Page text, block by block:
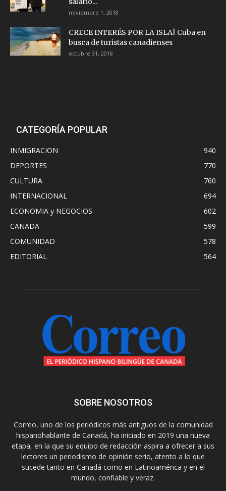
noviembre 1, 2018
CRECE INTERÉS POR LA ISLA| Cuba en
busca de turistas canadienses
octubre 31, 2018
CATEGORÍA POPULAR
INMIGRACION
940
DEPORTES
770
CULTURA
760
INTERNACIONAL
694
ECONOMIA y NEGOCIOS
602
CANADA
599
COMUNIDAD
578
EDITORIAL
564
SOBRE NOSOTROS
Correo, uno de los periódicos más antiguos de la comunidad
hispanohablante de Canadá, ha iniciado en 2019 una nueva
etapa, en la que su equipo de redacción aspira a ofrecer a sus
lectores un periodismo de opinión serio, atento a lo que
sucede tanto en Canadá como en Latinoamérica y en el
mundo, confiable y veraz.